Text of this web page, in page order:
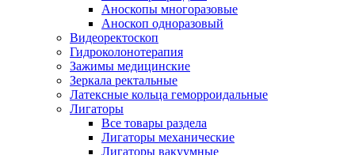
Аноскопы многоразовые
Аноскоп одноразовый
Видеоректоскоп
Гидроколонотерапия
Зажимы медицинские
Зеркала ректальные
Латексные кольца геморроидальные
Лигаторы
Все товары раздела
Лигаторы механические
Лигаторы вакуумные